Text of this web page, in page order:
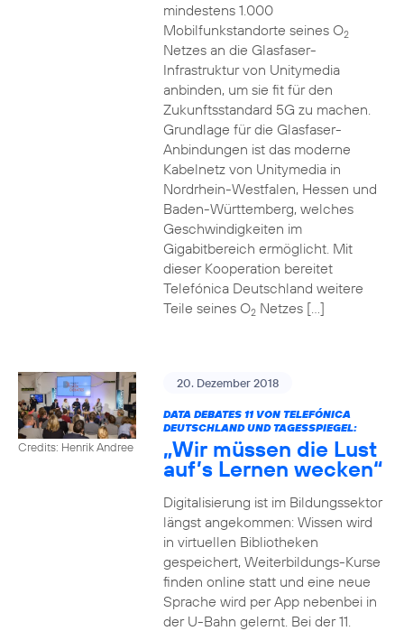
mindestens 1.000
Mobilfunkstandorte seines O2
Netzes an die Glasfaser-
Infrastruktur von Unitymedia
anbinden, um sie fit für den
Zukunftsstandard 5G zu machen.
Grundlage für die Glasfaser-
Anbindungen ist das moderne
Kabelnetz von Unitymedia in
Nordrhein-Westfalen, Hessen und
Baden-Württemberg, welches
Geschwindigkeiten im
Gigabitbereich ermöglicht. Mit
dieser Kooperation bereitet
Telefónica Deutschland weitere
Teile seines O2Netzes […]
Credits: Henrik Andree
20. Dezember 2018
DATA DEBATES 11 VON TELEFÓNICA
DEUTSCHLAND UND TAGESSPIEGEL:
„Wir müssen die Lust
auf’s Lernen wecken“
Digitalisierung ist im Bildungssektor
längst angekommen: Wissen wird
in virtuellen Bibliotheken
gespeichert, Weiterbildungs-Kurse
finden online statt und eine neue
Sprache wird per App nebenbei in
der U-Bahn gelernt. Bei der 11.